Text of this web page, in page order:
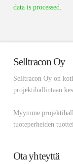
data is processed.
Selltracon Oy
Selltracon Oy on
projektihallintaan
Myymme
tuoteperheiden
Ota yhteyttä